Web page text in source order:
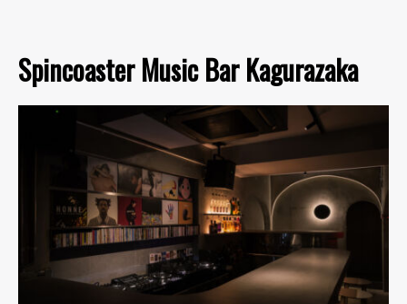
Spincoaster Music Bar Kagurazaka